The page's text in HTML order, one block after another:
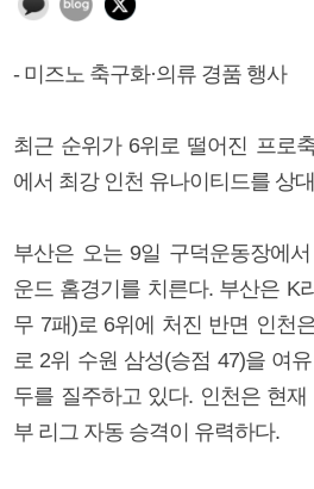
- 미즈노 축구화·의류 경품 행사
최근 순위가 6위로 떨어진 프로
에서 최강 인천 유나이티드를 상
부산은 오는 9일 구덕운동장에
운드 홈경기를 치른다. 부산은 K
무 7패)로 6위에 처진 반면 인천
로 2위 수원 삼성(승점 47)을 여
두를 질주하고 있다. 인천은 현
부 리그 자동 승격이 유력하다.